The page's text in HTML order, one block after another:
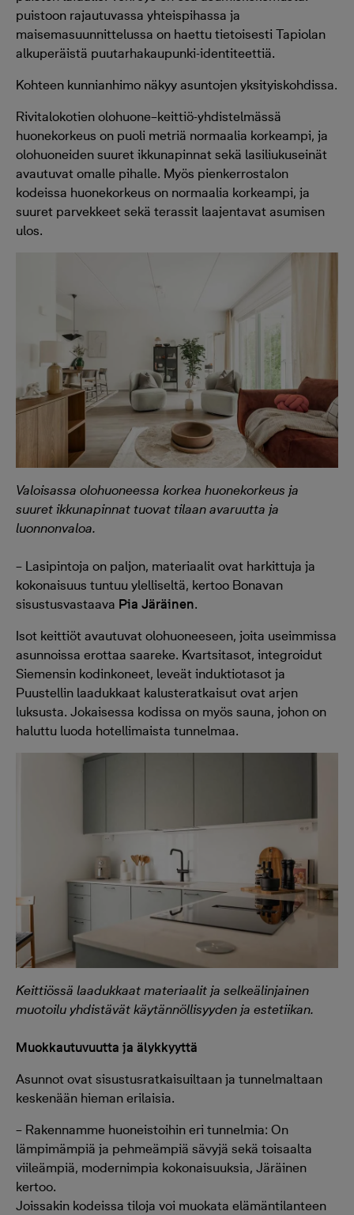
puistoon rajautuvassa yhteispihassa ja
maisemasuunnittelussa on haettu tietoisesti Tapiolan
alkuperäistä puutarhakaupunki-identiteettiä.
Kohteen kunnianhimo näkyy asuntojen yksityiskohdissa.
Rivitalokotien olohuone–keittiö-yhdistelmässä
huonekorkeus on puoli metriä normaalia korkeampi, ja
olohuoneiden suuret ikkunapinnat sekä lasiliukuseinät
avautuvat omalle pihalle. Myös pienkerrostalon
kodeissa huonekorkeus on normaalia korkeampi, ja
suuret parvekkeet sekä terassit laajentavat asumisen
ulos.
Valoisassa olohuoneessa korkea huonekorkeus ja
suuret ikkunapinnat tuovat tilaan avaruutta ja
luonnonvaloa.
– Lasipintoja on paljon, materiaalit ovat harkittuja ja
kokonaisuus tuntuu ylelliseltä, kertoo Bonavan
sisustusvastaava Pia Järäinen.
Isot keittiöt avautuvat olohuoneeseen, joita useimmissa
asunnoissa erottaa saareke. Kvartsitasot, integroidut
Siemensin kodinkoneet, leveät induktiotasot ja
Puustellin laadukkaat kalusteratkaisut ovat arjen
luksusta. Jokaisessa kodissa on myös sauna, johon on
haluttu luoda hotellimaista tunnelmaa.
Keittiössä laadukkaat materiaalit ja selkeälinjainen
muotoilu yhdistävät käytännöllisyyden ja estetiikan.
Muokkautuvuutta ja älykkyyttä
Asunnot ovat sisustusratkaisuiltaan ja tunnelmaltaan
keskenään hieman erilaisia.
– Rakennamme huoneistoihin eri tunnelmia: On
lämpimämpiä ja pehmeämpiä sävyjä sekä toisaalta
viileämpiä, modernimpia kokonaisuuksia, Järäinen
kertoo.
Joissakin kodeissa tiloja voi muokata elämäntilanteen